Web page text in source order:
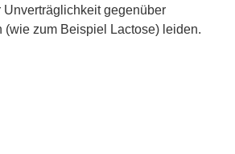
gegenüber
(wie zum Beispiel Lactose) leiden.